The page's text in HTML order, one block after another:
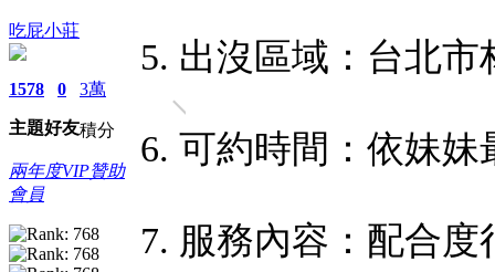
吃屁小莊
1578
主題
0
好友
3萬
積分
兩年度VIP贊助
會員
5. 出沒區域：台北市
6. 可約時間：依妹妹
7. 服務內容：配合